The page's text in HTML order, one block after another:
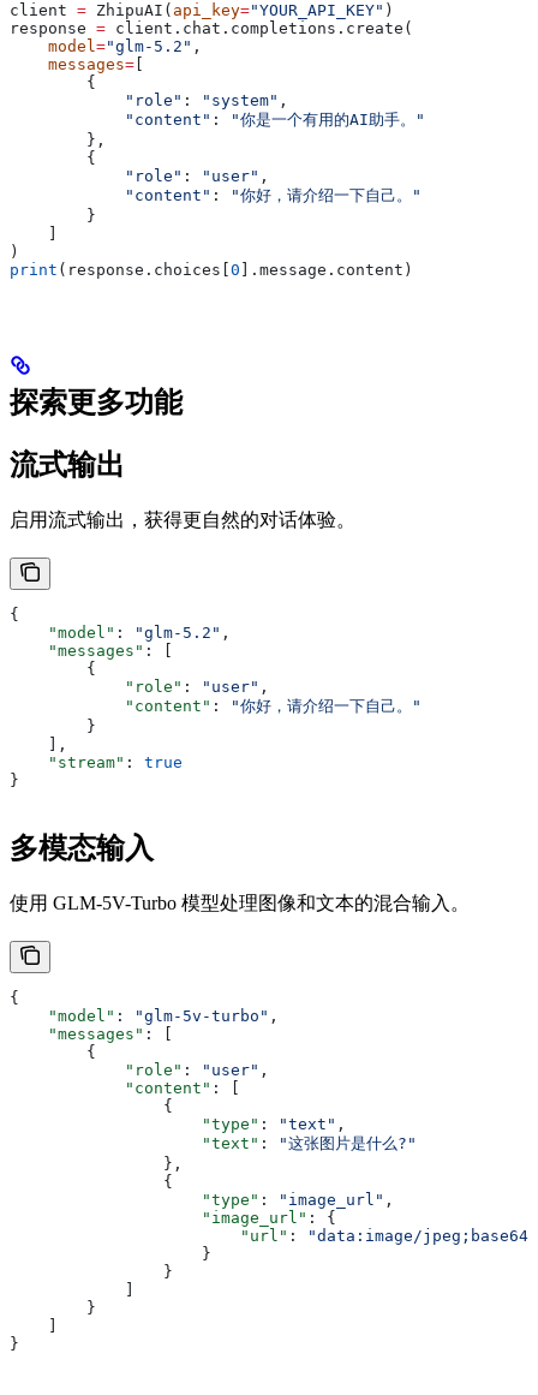
client = ZhipuAI( api_key="YOUR_API_KEY" )
response = client.chat.completions.create(
    model
="glm-5.2" ,
    messages
=
        {
            "role"
: "system" ,
            "content"
:
"你是一个有用的AI助手。"
        },
        {
            "role"
: "user" ,
            "content"
:
"你好，请介绍一下自己。"
        }
)
print (response.choices[ 0 ].message.content)
探索更多功能
流式输出
启用流式输出，获得更自然的对话体验。
{
    "model"
: "glm-5.2" ,
    "messages"
: [
        {
            "role"
: "user" ,
            "content"
:
"你好，请介绍一下自己。"
        }
    ],
    "stream"
: true
}
多模态输入
使用 GLM-5V-Turbo 模型处理图像和文本的混合输入。
{
    "model"
: "glm-5v-turbo" ,
    "messages"
: [
        {
            "role"
: "user" ,
            "content"
: [
                {
                    "type"
: "text" ,
                    "text"
:
"这张图片是什么?"
                },
                {
                    "type"
: "image_url" ,
                    "image_url"
: {
                        "url"
:
"data:image/
                    }
                }
        }
}